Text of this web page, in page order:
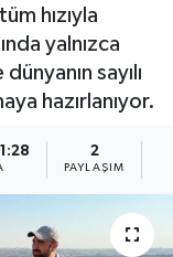
hızıyla
yalnızca
sayılı
hazırlanıyor.
2
PAYLAŞIM